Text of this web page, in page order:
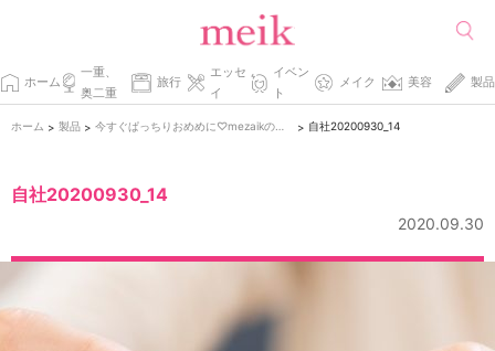
ホーム
一重、
奥二重
旅行
エッセ
イ
イベン
ト
メイク 美容 製品
ホーム > 製品 > > 自社20200930_14
自社20200930_14
2020.09.30